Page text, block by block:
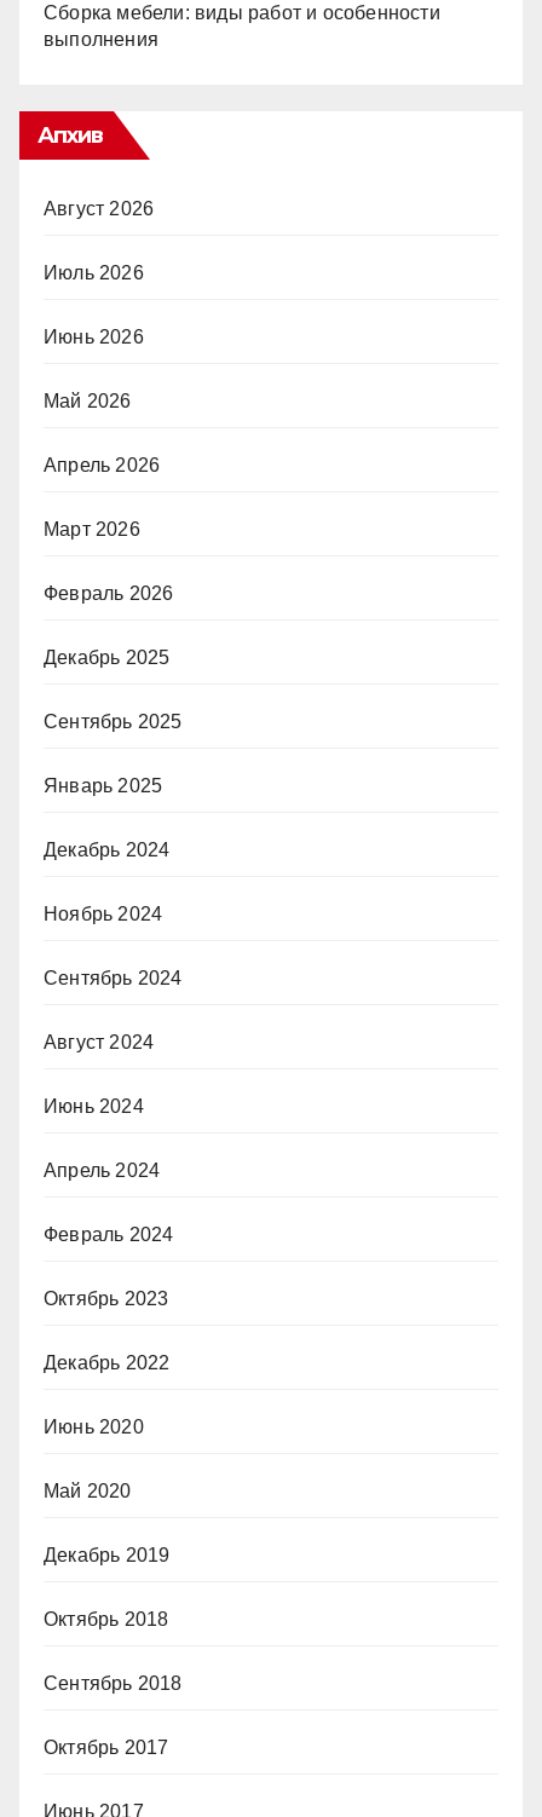
Сборка мебели: виды работ и особенности
выполнения
Апхив
Август 2026
Июль 2026
Июнь 2026
Май 2026
Апрель 2026
Март 2026
Февраль 2026
Декабрь 2025
Сентябрь 2025
Январь 2025
Декабрь 2024
Ноябрь 2024
Сентябрь 2024
Август 2024
Июнь 2024
Апрель 2024
Февраль 2024
Октябрь 2023
Декабрь 2022
Июнь 2020
Май 2020
Декабрь 2019
Октябрь 2018
Сентябрь 2018
Октябрь 2017
Июнь 2017